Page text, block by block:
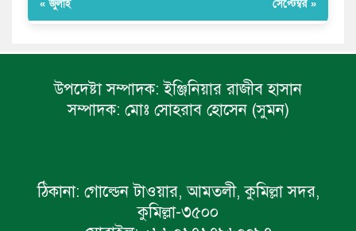
« জুলাই সেপ্টেম্বর »
উপদেষ্টা সম্পাদক: ইঞ্জিনিয়ার রাজীব হাসান
সম্পাদক: মোঃ সোহরাব হোসেন (সুমন)
ঠিকানা: গোল্ডেন টাওয়ার, আমতলী, কুমিল্লা সদর,
কুমিল্লা-৩৫০০